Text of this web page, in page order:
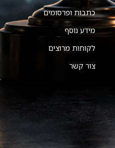
כתבות ופרסומים
מידע נוסף
לקוחות מרוצים
צור קשר